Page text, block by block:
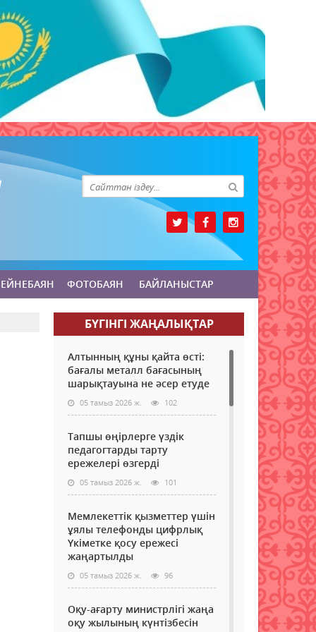
ФОТОБАЯН БАЙЛАНЫСТАР
БҮГІНГI ЖАҢАЛЫҚТАР
Алтынның құны қайта өсті:
бағалы металл бағасының
шарықтауына не әсер етуде
05 тамыз 2026 ж. 102
Тапшы өңірлерге үздік
педагогтарды тарту
ережелері өзгерді
05 тамыз 2026 ж. 101
Мемлекеттік қызметтер үшін
ұялы телефонды цифрлық
Үкіметке қосу ережесі
жаңартылды
05 тамыз 2026 ж. 96
Оқу-ағарту министрлігі жаңа
оқу жылының күнтізбесін